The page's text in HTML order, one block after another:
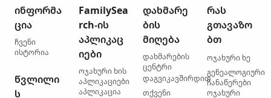
ინფორმა
ცია
ჩვენი
ისტორია
წვლილი
ს
FamilySea
rch-ის
აპლიკაც
იები
ოჯახური ხის
აპლიკაციები
აპლიკაცია
დახმარე
ბის
მიღება
დახმარების
ცენტრი
დაგვიკავშირდით
თქვენი
რას
გთავაზო
ბთ
ოჯახური ხე
გენეალოგიური
ჩანაწერები
ოჯახური